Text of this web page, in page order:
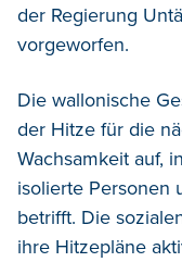
der Regierung
vorgeworfen.
Die wallonische
der Hitze für die
Wachsamkeit auf,
isolierte Personen
betrifft. Die
ihre Hitzepläne